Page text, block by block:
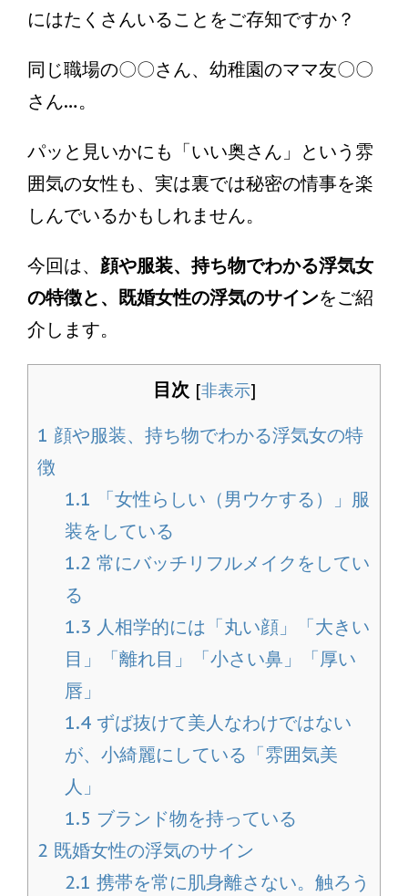
にはたくさんいることをご存知ですか？
同じ職場の〇〇さん、幼稚園のママ友〇〇
さん…。
パッと見いかにも「いい奥さん」という雰
囲気の女性も、実は裏では秘密の情事を楽
しんでいるかもしれません。
今回は、 顔や服装、持ち物でわかる浮気女
の特徴と、既婚女性の浮気のサインをご紹
介します。
目次 [非表示]
1 顔や服装、持ち物でわかる浮気女の特
徴
1.1 「女性らしい（男ウケする）」服
装をしている
1.2 常にバッチリフルメイクをしてい
る
1.3 人相学的には「丸い顔」「大きい
目」「離れ目」「小さい鼻」「厚い
唇」
1.4 ずば抜けて美人なわけではない
が、小綺麗にしている「雰囲気美
人」
1.5 ブランド物を持っている
2 既婚女性の浮気のサイン
2.1 携帯を常に肌身離さない。触ろう